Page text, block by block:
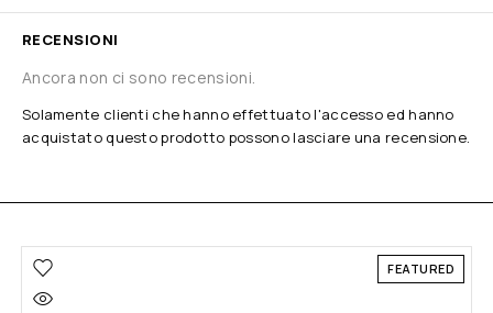
RECENSIONI
Ancora non ci sono recensioni.
Solamente clienti che hanno effettuato l'accesso ed hanno
acquistato questo prodotto possono lasciare una recensione.
FEATURED